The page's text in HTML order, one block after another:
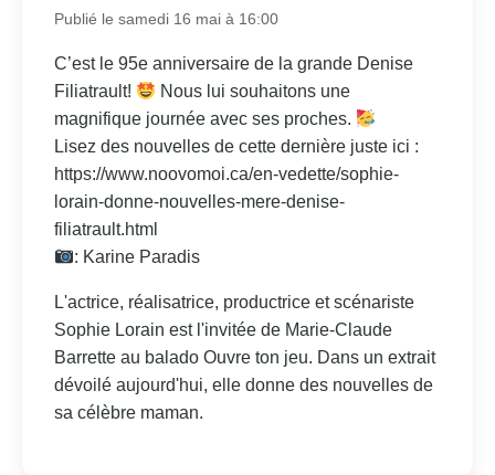
Publié le samedi 16 mai à 16:00
C’est le 95e anniversaire de la grande Denise
Filiatrault!
Nous lui souhaitons une
magnifique journée avec ses proches.
Lisez des nouvelles de cette dernière juste ici :
https://www.noovomoi.ca/en-vedette/sophie-
lorain-donne-nouvelles-mere-denise-
filiatrault.html
: Karine Paradis
L'actrice, réalisatrice, productrice et scénariste
Sophie Lorain est l'invitée de Marie-Claude
Barrette au balado Ouvre ton jeu. Dans un extrait
dévoilé aujourd'hui, elle donne des nouvelles de
sa célèbre maman.